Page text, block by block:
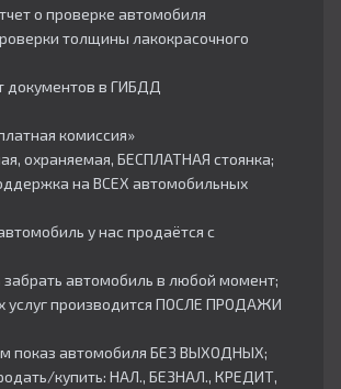
о проверке автомобиля
толщины лакокрасочного
документов в ГИБДД
комиссия»
охраняемая, БЕСПЛАТНАЯ стоянка;
на ВСЕХ автомобильных
у нас продаётся с
автомобиль в любой момент;
услуг производится ПОСЛЕ ПРОДАЖИ
показ автомобиля БЕЗ ВЫХОДНЫХ;
купить: НАЛ., БЕЗНАЛ., КРЕДИТ,